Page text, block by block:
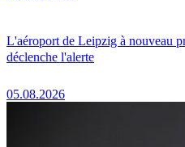
L'aéroport de Leipzig à nouveau
déclenche l'alerte
05.08.2026